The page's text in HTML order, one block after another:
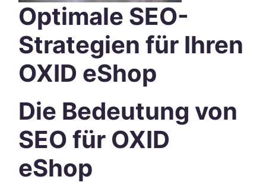
Optimale SEO-
Strategien für Ihren
OXID eShop
Die Bedeutung von
SEO für OXID
eShop